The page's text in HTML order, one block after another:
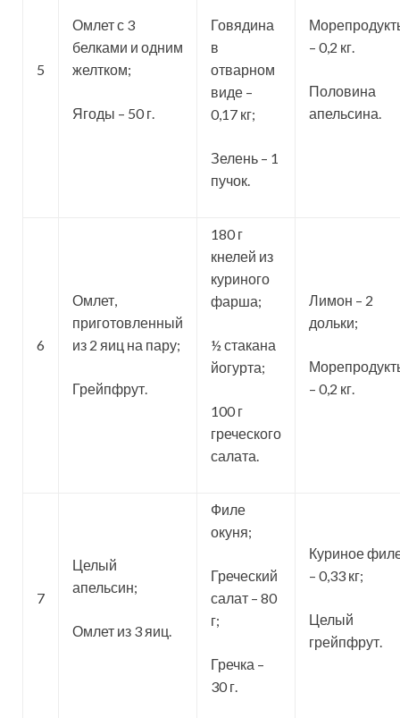
5
Омлет с 3
белками и одним
желтком;
Ягоды – 50 г.
Говядина
в
отварном
виде –
0,17 кг;
Зелень – 1
пучок.
– 0,2 кг.
Половина
апельсина.
6
Омлет,
приготовленный
из 2 яиц на пару;
Грейпфрут.
180 г
кнелей из
куриного
фарша;
½ стакана
йогурта;
100 г
греческого
салата.
Лимон – 2
дольки;
– 0,2 кг.
7
Целый
апельсин;
Омлет из 3 яиц.
Филе
окуня;
Греческий
салат – 80
г;
Гречка –
30 г.
Куриное
– 0,33 кг;
Целый
грейпфрут.